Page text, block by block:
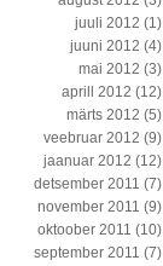
juuli 2012 (1)
juuni 2012 (4)
mai 2012 (3)
aprill 2012 (12)
märts 2012 (5)
veebruar 2012 (9)
jaanuar 2012 (12)
detsember 2011 (7)
november 2011 (9)
oktoober 2011 (10)
september 2011 (7)